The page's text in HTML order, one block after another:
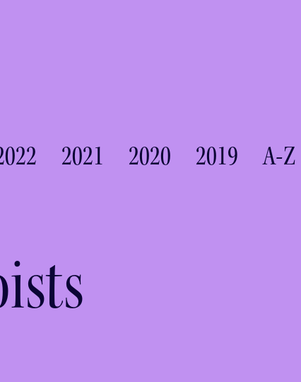
2021 2020 2019 A-Z